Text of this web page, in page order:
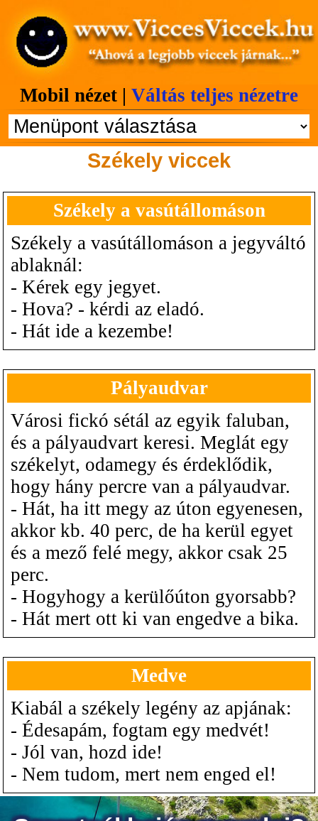
Mobil nézet | Váltás teljes nézetre
Székely viccek
Székely a vasútállomáson
Székely a vasútállomáson a jegyváltó
ablaknál:
- Kérek egy jegyet.
- Hova? - kérdi az eladó.
- Hát ide a kezembe!
Pályaudvar
Városi fickó sétál az egyik faluban,
és a pályaudvart keresi. Meglát egy
székelyt, odamegy és érdeklődik,
hogy hány percre van a pályaudvar.
- Hát, ha itt megy az úton egyenesen,
akkor kb. 40 perc, de ha kerül egyet
és a mező felé megy, akkor csak 25
perc.
- Hogyhogy a kerülőúton gyorsabb?
- Hát mert ott ki van engedve a bika.
Medve
Kiabál a székely legény az apjának:
- Édesapám, fogtam egy medvét!
- Jól van, hozd ide!
- Nem tudom, mert nem enged el!